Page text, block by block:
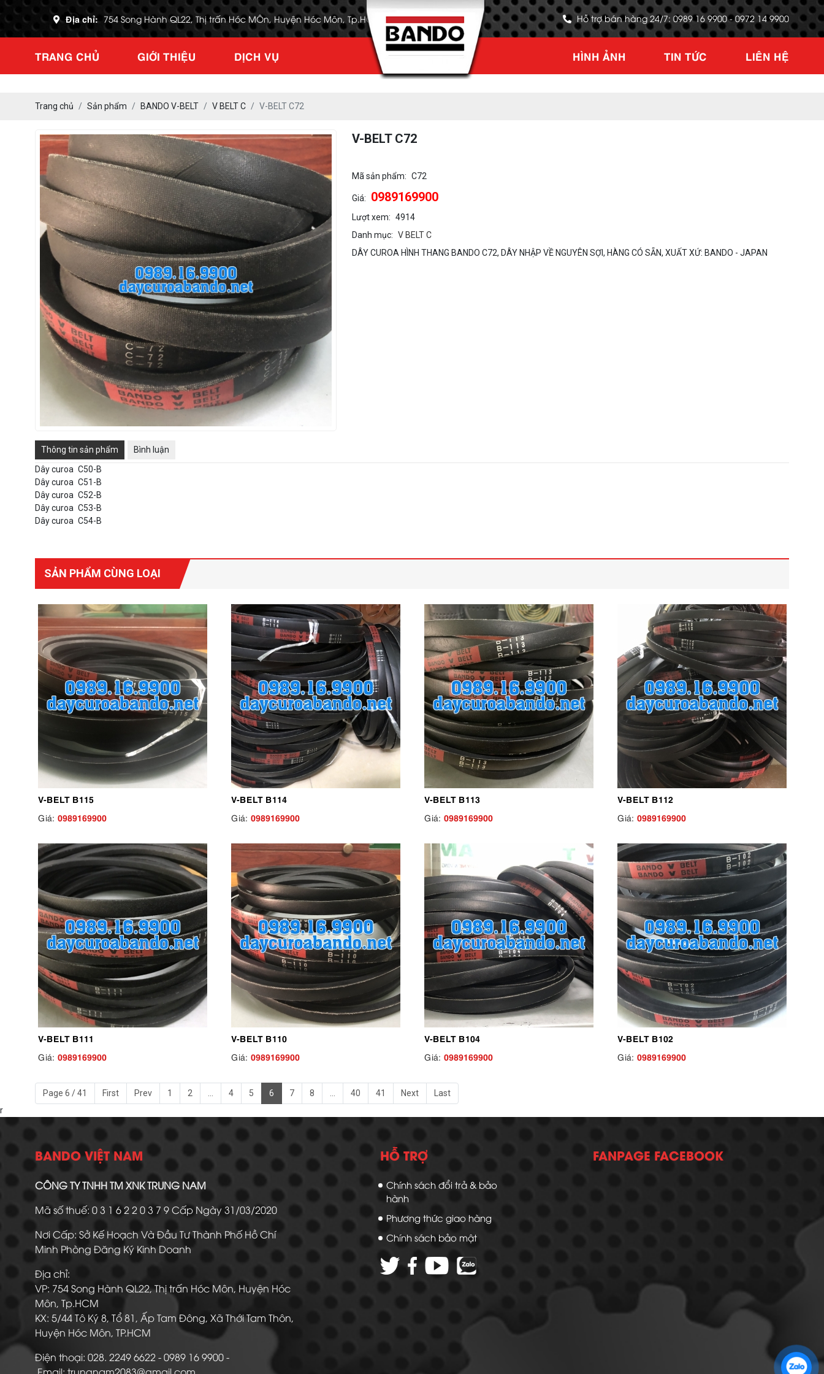
Địa chỉ: 754 Song Hành QL22, Thị trấn Hóc MÔn, Huyện Hóc Môn, Tp.HCM Hỗ trợ bán hàng 24/7: 0989 16 9900 - 0972 14 9900
TRANG CHỦ GIỚI THIỆU DỊCH VỤ HÌNH ẢNH TIN TỨC LIÊN HỆ
Trang chủ Sản phẩm BANDO V-BELT V BELT C V-BELT C72
V-BELT C72
Mã sản phẩm: C72
Giá: 0989169900
Lượt xem: 4914
Danh mục: V BELT C
DÂY CUROA HÌNH THANG BANDO C72, DÂY NHẬP VỀ NGUYÊN SỢI, HÀNG CÓ SẴN, XUẤT XỨ: BANDO - JAPAN
Thông tin sản phẩm
Bình luận
Dây curoa C50-B
Dây curoa C51-B
Dây curoa C52-B
Dây curoa C53-B
Dây curoa C54-B
SẢN PHẨM CÙNG LOẠI
V-BELT B115
Giá: 0989169900
V-BELT B114
Giá: 0989169900
V-BELT B113
Giá: 0989169900
V-BELT B112
Giá: 0989169900
V-BELT B111
Giá: 0989169900
V-BELT B110
Giá: 0989169900
V-BELT B104
Giá: 0989169900
V-BELT B102
Giá: 0989169900
Page 6 / 41 First Prev 1 2 4 5 6 7 8 40 41 Next
Last
r
BANDO VIỆT NAM
CÔNG TY TNHH TM XNK TRUNG NAM
Mã số thuế: 0 3 1 6 2 2 0 3 7 9 Cấp Ngày 31/03/2020
Nơi Cấp: Sở Kế Hoạch Và Đầu Tư Thành Phố Hồ Chí
Minh Phòng Đăng Ký Kinh Doanh
Địa chỉ:
VP: 754 Song Hành QL22, Thị trấn Hóc Môn, Huyện Hóc
Môn, Tp.HCM
KX: 5/44 Tô Ký 8, Tổ 81, Ấp Tam Đông, Xã Thới Tam Thôn,
Huyện Hóc Môn, TP.HCM
Điện thoại: 028. 2249 6622 - 0989 16 9900 -
HỖ TRỢ
Chính sách đổi trả & bảo
hành
Phương thức giao hàng
Chính sách bảo mật
FANPAGE FACEBOOK